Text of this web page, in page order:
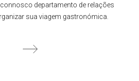
departamento de relações
sua viagem gastronómica.